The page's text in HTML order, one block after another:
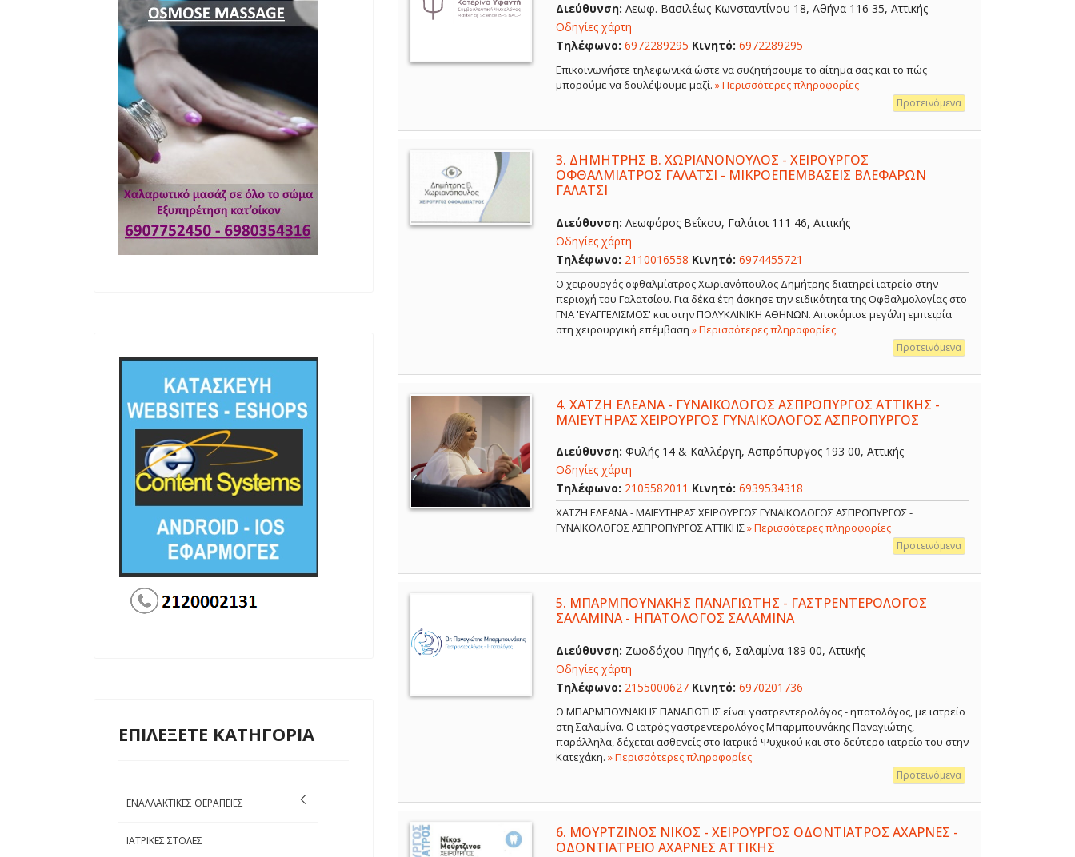
ΕΠΙΛΕΞΕΤΕ ΚΑΤΗΓΟΡΙΑ
ΕΝΑΛΛΑΚΤΙΚΕΣ ΘΕΡΑΠΕΙΕΣ
ΙΑΤΡΙΚΕΣ ΣΤΟΛΕΣ
Διεύθυνση: Λεωφ. Βασιλέως Κωνσταντίνου 18, Αθήνα 116 35, Αττικής
Οδηγίες χάρτη
Τηλέφωνο: 6972289295 Κινητό: 6972289295
Επικοινωνήστε τηλεφωνικά ώστε να συζητήσουμε το αίτημα σας και το πώς
μπορούμε να δουλέψουμε μαζί. » Περισσότερες πληροφορίες
Προτεινόμενα
3. ΔΗΜΗΤΡΗΣ Β. ΧΩΡΙΑΝΟΝΟΥΛΟΣ - ΧΕΙΡΟΥΡΓΟΣ
ΟΦΘΑΛΜΙΑΤΡΟΣ ΓΑΛΑΤΣΙ - ΜΙΚΡΟΕΠΕΜΒΑΣΕΙΣ ΒΛΕΦΑΡΩΝ
ΓΑΛΑΤΣΙ
Διεύθυνση: Λεωφόρος Βεΐκου, Γαλάτσι 111 46, Αττικής
Οδηγίες χάρτη
Τηλέφωνο: 2110016558 Κινητό: 6974455721
Ο χειρουργός οφθαλμίατρος Χωριανόπουλος Δημήτρης διατηρεί ιατρείο στην
περιοχή του Γαλατσίου. Για δέκα έτη άσκησε την ειδικότητα της Οφθαλμολογίας στο
ΓΝΑ 'ΕΥΑΓΓΕΛΙΣΜΟΣ' και στην ΠΟΛΥΚΛΙΝΙΚΗ ΑΘΗΝΩΝ. Αποκόμισε μεγάλη εμπειρία
στη χειρουργική επέμβαση » Περισσότερες πληροφορίες
Προτεινόμενα
4. ΧΑΤΖΗ ΕΛΕΑΝΑ - ΓΥΝΑΙΚΟΛΟΓΟΣ ΑΣΠΡΟΠΥΡΓΟΣ ΑΤΤΙΚΗΣ -
ΜΑΙΕΥΤΗΡΑΣ ΧΕΙΡΟΥΡΓΟΣ ΓΥΝΑΙΚΟΛΟΓΟΣ ΑΣΠΡΟΠΥΡΓΟΣ
Διεύθυνση: Φυλής 14 & Καλλέργη, Ασπρόπυργος 193 00, Αττικής
Οδηγίες χάρτη
Τηλέφωνο: 2105582011 Κινητό: 6939534318
ΧΑΤΖΗ ΕΛΕΑΝΑ - ΜΑΙΕΥΤΗΡΑΣ ΧΕΙΡΟΥΡΓΟΣ ΓΥΝΑΙΚΟΛΟΓΟΣ ΑΣΠΡΟΠΥΡΓΟΣ -
ΓΥΝΑΙΚΟΛΟΓΟΣ ΑΣΠΡΟΠΥΡΓΟΣ ΑΤΤΙΚΗΣ» Περισσότερες πληροφορίες
Προτεινόμενα
5. ΜΠΑΡΜΠΟΥΝΑΚΗΣ ΠΑΝΑΓΙΩΤΗΣ - ΓΑΣΤΡΕΝΤΕΡΟΛΟΓΟΣ
ΣΑΛΑΜΙΝΑ - ΗΠΑΤΟΛΟΓΟΣ ΣΑΛΑΜΙΝΑ
Διεύθυνση: Ζωοδόχου Πηγής 6, Σαλαμίνα 189 00, Αττικής
Οδηγίες χάρτη
Τηλέφωνο: 2155000627 Κινητό: 6970201736
Ο ΜΠΑΡΜΠΟΥΝΑΚΗΣ ΠΑΝΑΓΙΩΤΗΣ είναι γαστρεντερολόγος - ηπατολόγος, με ιατρείο
στη Σαλαμίνα. Ο ιατρός γαστρεντερολόγος Μπαρμπουνάκης Παναγιώτης,
παράλληλα, δέχεται ασθενείς στο Ιατρικό Ψυχικού και στο δεύτερο ιατρείο του στην
Κατεχάκη. » Περισσότερες πληροφορίες
Προτεινόμενα
6. ΜΟΥΡΤΖΙΝΟΣ ΝΙΚΟΣ - ΧΕΙΡΟΥΡΓΟΣ ΟΔΟΝΤΙΑΤΡΟΣ ΑΧΑΡΝΕΣ -
ΟΔΟΝΤΙΑΤΡΕΙΟ ΑΧΑΡΝΕΣ ΑΤΤΙΚΗΣ